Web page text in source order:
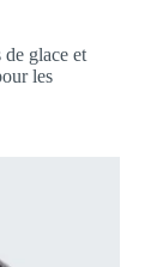
glace et
les